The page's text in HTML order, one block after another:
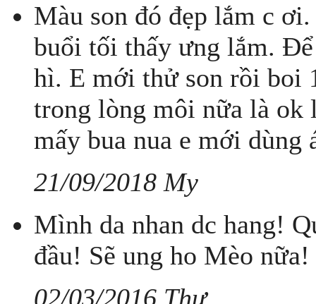
Màu son đó đẹp lắm c
buổi tối thấy ưng lắm.
hì. E mới thử son rồi boi
trong lòng môi nữa là ok
mấy bua nua e mới dùng
21/09/2018 My
Mình da nhan dc hang!
đầu! Sẽ ung ho Mèo
02/03/2016 Thư